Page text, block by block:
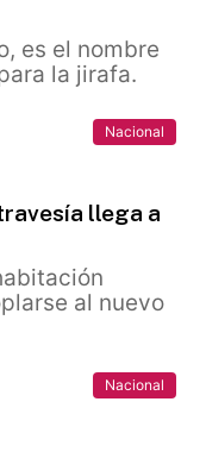
es el nombre
la jirafa.
Nacional
llega a
al nuevo
Nacional